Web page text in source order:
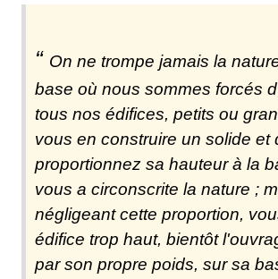
On ne trompe jamais la
base où nous sommes forcés
tous nos édifices, petits ou
vous en construire un solide et
proportionnez sa hauteur à la
vous a circonscrite la nature ;
négligeant cette proportion,
édifice trop haut, bientôt
par son propre poids, sur sa